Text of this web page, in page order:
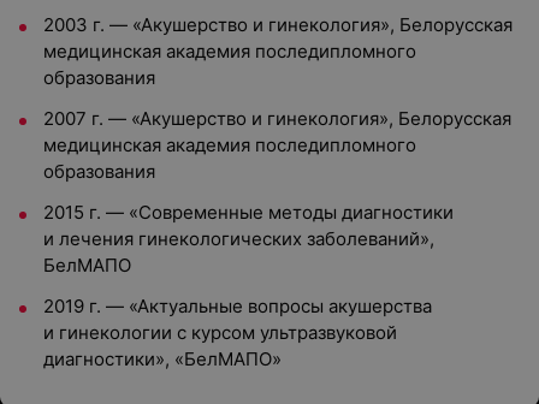
2003 г. — «Акушерство и гинекология», Белорусская
медицинская академия последипломного
образования
2007 г. — «Акушерство и гинекология», Белорусская
медицинская академия последипломного
образования
2015 г. — «Современные методы диагностики
и лечения гинекологических заболеваний»,
БелМАПО
2019 г. — «Актуальные вопросы акушерства
и гинекологии с курсом ультразвуковой
диагностики», «БелМАПО»